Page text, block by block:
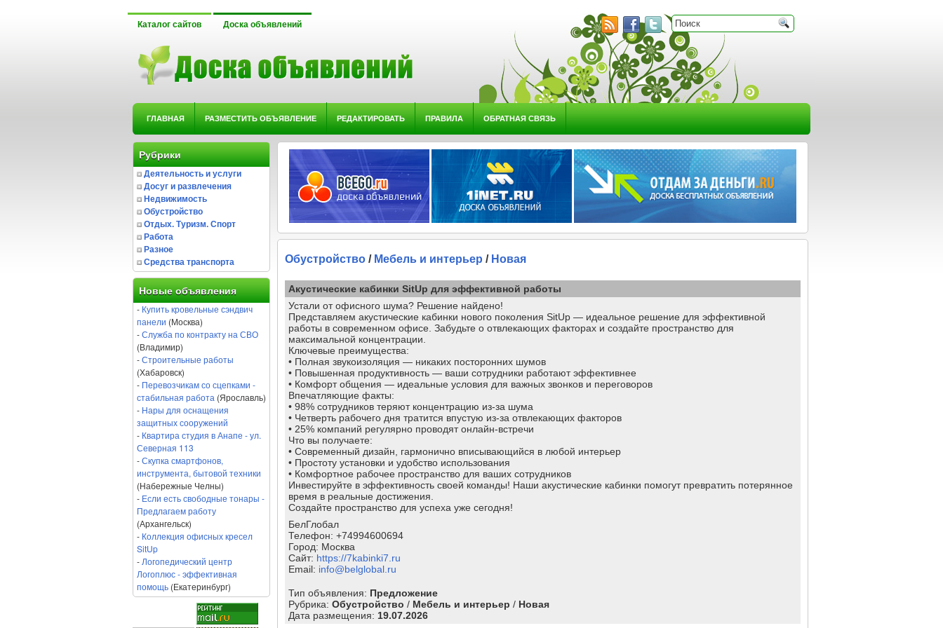
Каталог сайтов Доска объявлений
ГЛАВНАЯ РАЗМЕСТИТЬ ОБЪЯВЛЕНИЕ РЕДАКТИРОВАТЬ ПРАВИЛА ОБРАТНАЯ СВЯЗЬ
Рубрики
Деятельность и услуги
Досуг и развлечения
Недвижимость
Обустройство
Отдых. Туризм. Спорт
Работа
Разное
Средства транспорта
Новые объявления
- Купить кровельные сэндвич
панели (Москва)
-Служба по контракту на СВО
(Владимир)
-Строительные работы
(Хабаровск)
- Перевозчикам со сцепками -
стабильная работа (Ярославль)
- Нары для оснащения
защитных сооружений
- Квартира студия в Анапе - ул.
Северная 113
-Скупка смартфонов,
инструмента, бытовой техники
(Набережные Челны)
- Если есть свободные тонары -
Предлагаем работу
(Архангельск)
- Коллекция офисных кресел
SitUp
- Логопедический центр
Логоплюс - эффективная
помощь (Екатеринбург)
Обустройство / Мебель и интерьер / Новая
Акустические кабинки SitUp для эффективной работы
Устали от офисного шума? Решение найдено!
Представляем акустические кабинки нового поколения SitUp — идеальное решение для эффективной
работы в современном офисе. Забудьте о отвлекающих факторах и создайте пространство для
максимальной концентрации.
Ключевые преимущества:
• Полная звукоизоляция — никаких посторонних шумов
• Повышенная продуктивность — ваши сотрудники работают эффективнее
• Комфорт общения — идеальные условия для важных звонков и переговоров
Впечатляющие факты:
• 98% сотрудников теряют концентрацию из-за шума
• Четверть рабочего дня тратится впустую из-за отвлекающих факторов
• 25% компаний регулярно проводят онлайн-встречи
Что вы получаете:
• Современный дизайн, гармонично вписывающийся в любой интерьер
• Простоту установки и удобство использования
• Комфортное рабочее пространство для ваших сотрудников
Инвестируйте в эффективность своей команды! Наши акустические кабинки помогут превратить потерянное
время в реальные достижения.
Создайте пространство для успеха уже сегодня!
БелГлобал
Телефон: +74994600694
Город: Москва
Сайт: https://7kabinki7.ru
Email: info@belglobal.ru
Тип объявления: Предложение
Рубрика: Обустройство / Мебель и интерьер / Новая
Дата размещения: 19.07.2026